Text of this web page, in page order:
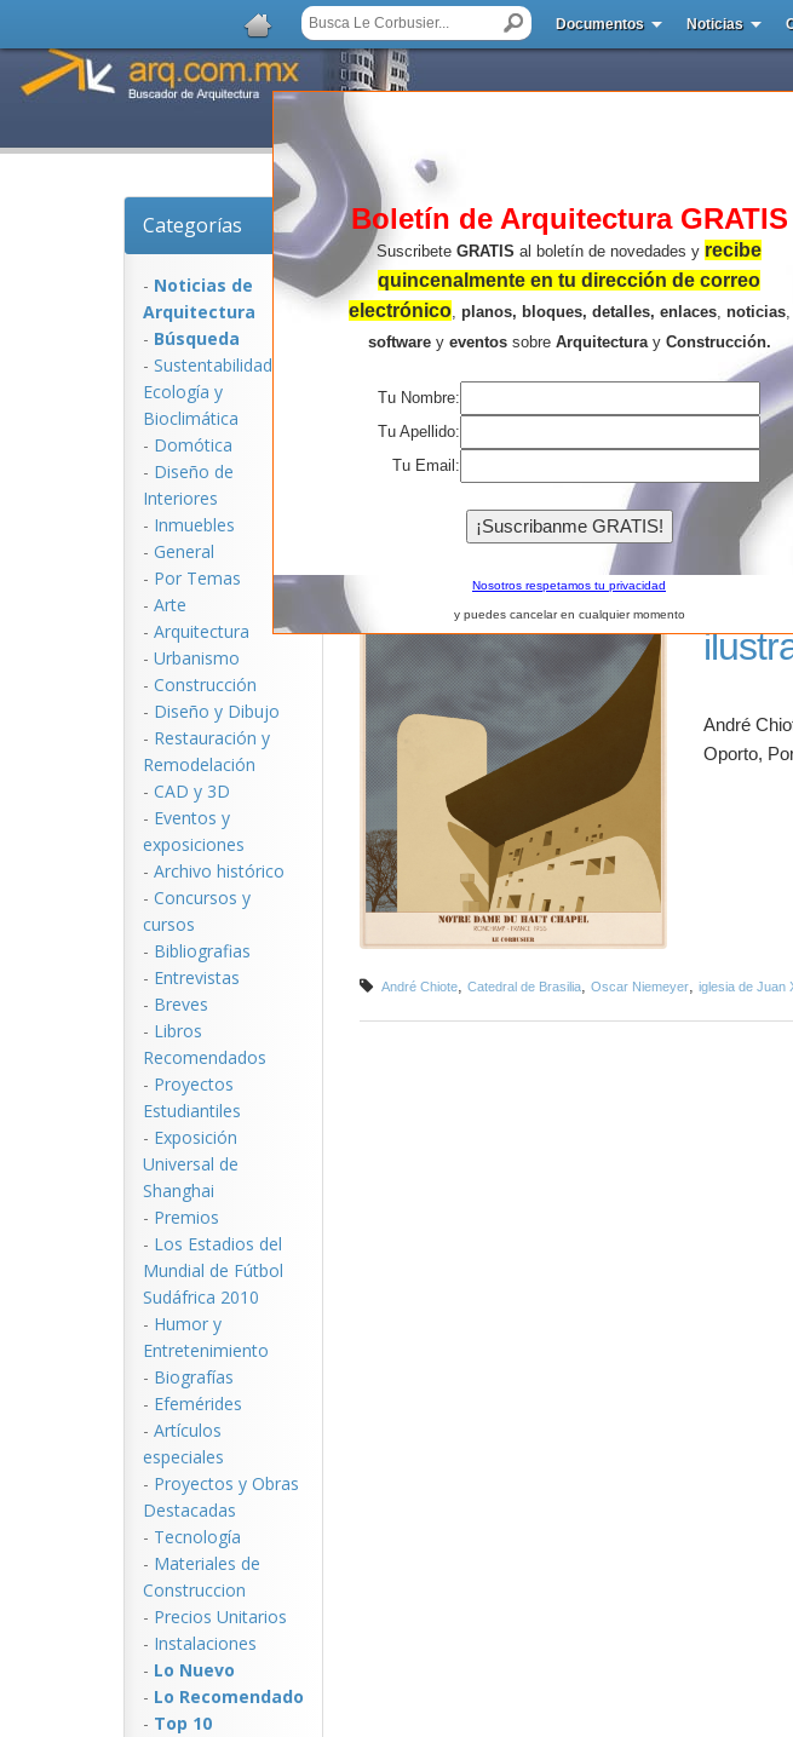
Documentos Noticias
Categorías
- Noticias de
Arquitectura
- Búsqueda
- Sustentabilidad,
Ecologí­a y
Bioclimática
- Domótica
- Diseño de
Interiores
- Inmuebles
- General
- Por Temas
- Arte
- Arquitectura
- Urbanismo
- Construcción
- Diseño y Dibujo
- Restauración y
Remodelación
- CAD y 3D
- Eventos y
exposiciones
- Archivo histórico
- Concursos y
cursos
- Bibliografias
- Entrevistas
- Breves
- Libros
Recomendados
- Proyectos
Estudiantiles
- Exposición
Universal de
Shanghai
- Premios
- Los Estadios del
Mundial de Fútbol
Sudáfrica 2010
- Humor y
Entretenimiento
- Biografías
- Efemérides
- Artículos
especiales
- Proyectos y Obras
Destacadas
- Tecnología
- Materiales de
Construccion
- Precios Unitarios
- Instalaciones
- Lo Nuevo
- Lo Recomendado
- Top 10
Noticias de Arquitectura : iglesia de Juan XXIII
iglesia de
Resultados de la
Las
de
André
Oporto,
André Chiote, Catedral de Brasilia, Oscar Niemeyer, iglesia de Juan
Boletín de Arquitectura GRATIS
Suscribete GRATIS al boletín de novedades y recibe
quincenalmente en tu dirección de correo
electrónico, planos, bloques, detalles, enlaces, noticias,
softwarey eventossobre Arquitecturay Construcción.
Tu Nombre:
Tu Apellido:
Tu Email:
Nosotros respetamos tu privacidad
y puedes cancelar en cualquier momento